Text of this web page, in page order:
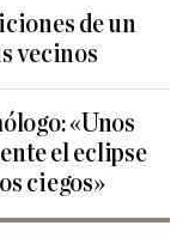
de un
vecinos
«Unos
el eclipse
ciegos»